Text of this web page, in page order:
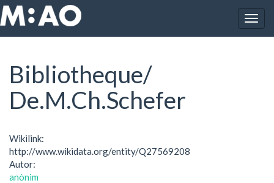
Vés al contingut
Inici Bibliotheque/ De.M.Ch.Schefer
Bibliotheque/
De.M.Ch.Schefer
Wikilink:
http://www.wikidata.org/entity/Q27569208
Autor:
anònim